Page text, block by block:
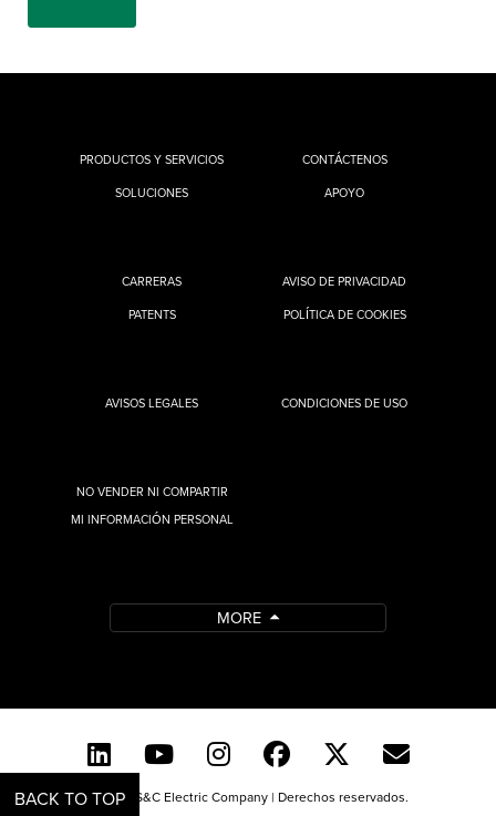
BACK TO TOP
PRODUCTOS Y SERVICIOS
SOLUCIONES
CONTÁCTENOS
APOYO
CARRERAS
PATENTS
AVISO DE PRIVACIDAD
POLÍTICA DE COOKIES
AVISOS LEGALES CONDICIONES DE USO
NO VENDER NI COMPARTIR
MI INFORMACIÓN PERSONAL
MORE
© 2026 S&C Electric Company | Derechos reservados.